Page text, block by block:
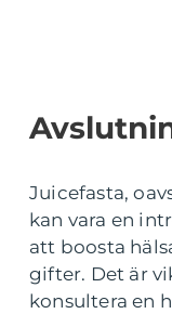
Juicefasta,
kan vara en
att boosta
gifter. Det är
konsultera en